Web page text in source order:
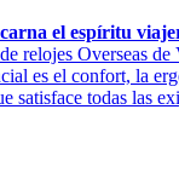
el espíritu
relojes Overseas de
es el confort, la
satisface todas las